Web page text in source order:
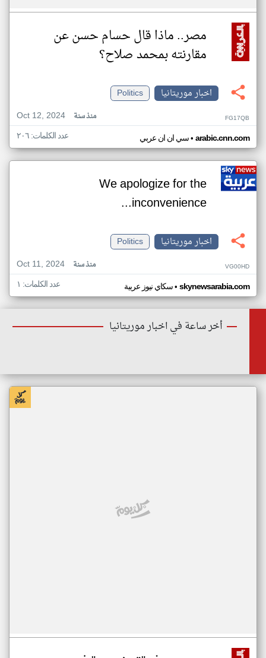
مصر.. ماذا قال حسام حسن عن
مقارنته بمحمد صلاح؟
اخبار موريتانيا
Politics
Oct 12, 2024
منذ سنة FG17QB
سي ان ان عربي• arabic.cnn.com عدد الكلمات: ٢٠٦
We apologize for the
inconvenience...
اخبار موريتانيا
Politics
Oct 11, 2024
منذ سنة VG00HD
سكاي نيوز عربية• skynewsarabia.com عدد الكلمات: ١
أخر ساعة في اخبار موريتانيا